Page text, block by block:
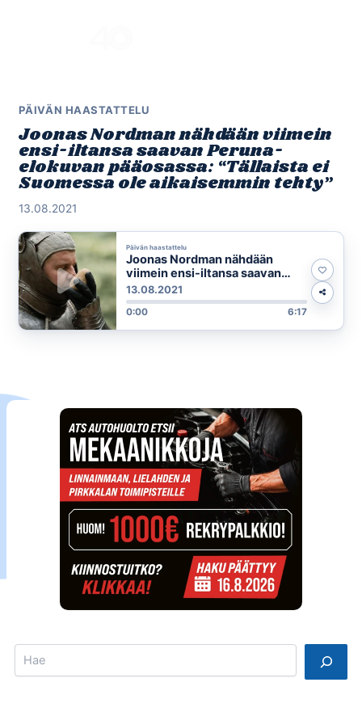
PÄIVÄN HAASTATTELU
Joonas Nordman nähdään viimein
ensi-iltansa saavan Peruna-
elokuvan pääosassa: “Tällaista ei
Suomessa ole aikaisemmin tehty”
13.08.2021
Päivän haastattelu
Joonas Nordman nähdään
viimein ensi-iltansa saavan
Peruna-elokuvan pääosassa:
“Tällaista ei Suomessa ole
aikaisemmin tehty”
13.08.2021
0:00 6:17
Search